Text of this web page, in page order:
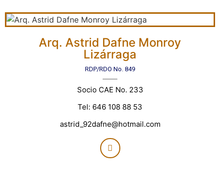
Arq. Astrid Dafne Monroy
Lizárraga
RDP/RDO No. 849
Socio CAE No. 233
Tel: 646 108 88 53
astrid_92dafne@hotmail.com